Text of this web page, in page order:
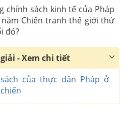
chính sách kinh tế của Pháp
Chiến tranh thế giới thứ
đó?
- Xem chi tiết
của thực dân Pháp ở